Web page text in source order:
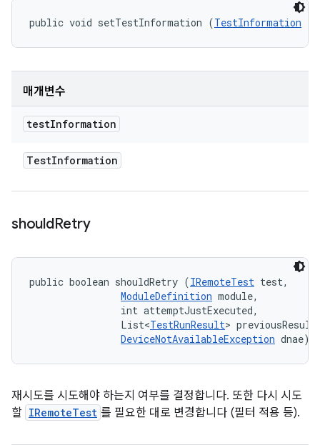
public void setTestInformation (TestInformation
매개변수
testInformation
TestInformation
shouldRetry
public boolean shouldRetry (IRemoteTest test,
ModuleDefinition module,
                int attemptJustExecuted,
                List<
TestRunResult>
DeviceNotAvailableException dnae)
재시도를 시도해야 하는지 여부를 결정합니다. 또한 다시 시도
할 IRemoteTest 를 필요한 대로 변경합니다 (필터 적용 등).